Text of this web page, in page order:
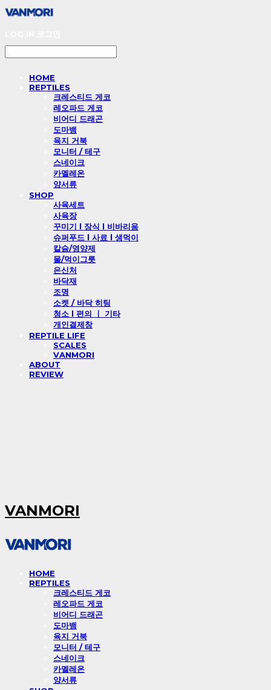
HOME
REPTILES
크레스티드 게코
레오파드 게코
비어디 드래곤
도마뱀
육지 거북
모니터 / 테구
스네이크
카멜레온
양서류
SHOP
사육세트
사육장
꾸미기 l 장식 l 비바리움
슈퍼푸드 l 사료 l 생먹이
칼슘/영양제
물/먹이그릇
은신처
바닥재
조명
소켓 / 바닥 히팅
청소 l 편의 ㅣ 기타
개인결제창
REPTILE LIFE
SCALES
VANMORI
ABOUT
REVIEW
VANMORI
HOME
REPTILES
크레스티드 게코
레오파드 게코
비어디 드래곤
도마뱀
육지 거북
모니터 / 테구
스네이크
카멜레온
양서류